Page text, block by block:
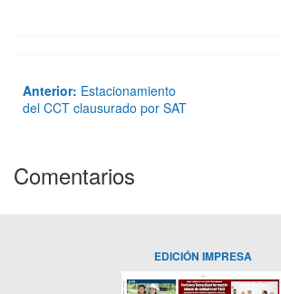
Anterior: Estacionamiento
del CCT clausurado por SAT
Comentarios
EDICIÓN IMPRESA